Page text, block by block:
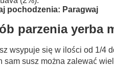
pochodzenia: Paragwaj
parzenia yerba
wsypuje się w ilości od 1/4
sam susz można zalewać